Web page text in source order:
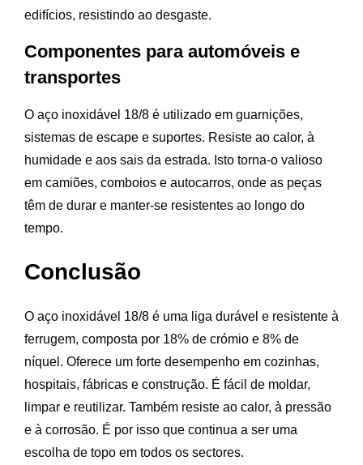
edifícios, resistindo ao desgaste.
Componentes para automóveis e
transportes
O aço inoxidável 18/8 é utilizado em guarnições,
sistemas de escape e suportes. Resiste ao calor, à
humidade e aos sais da estrada. Isto torna-o valioso
em camiões, comboios e autocarros, onde as peças
têm de durar e manter-se resistentes ao longo do
tempo.
Conclusão
O aço inoxidável 18/8 é uma liga durável e resistente à
ferrugem, composta por 18% de crómio e 8% de
níquel. Oferece um forte desempenho em cozinhas,
hospitais, fábricas e construção. É fácil de moldar,
limpar e reutilizar. Também resiste ao calor, à pressão
e à corrosão. É por isso que continua a ser uma
escolha de topo em todos os sectores.